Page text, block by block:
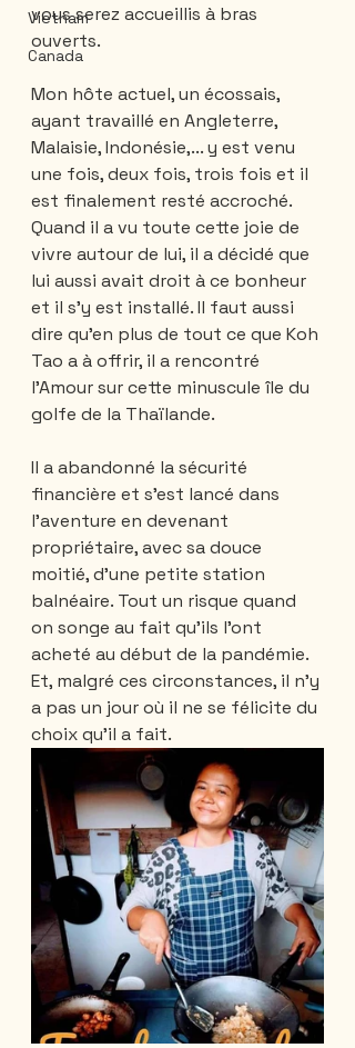
Vietnam
Canada
vous serez accueillis à bras
ouverts.
Mon hôte actuel, un écossais,
ayant travaillé en Angleterre,
Malaisie, Indonésie,... y est venu
une fois, deux fois, trois fois et il
est finalement resté accroché.
Quand il a vu toute cette joie de
vivre autour de lui, il a décidé que
lui aussi avait droit à ce bonheur
et il s'y est installé. Il faut aussi
dire qu'en plus de tout ce que Koh
Tao a à offrir, il a rencontré
l'Amour sur cette minuscule île du
golfe de la Thaïlande.
Il a abandonné la sécurité
financière et s'est lancé dans
l'aventure en devenant
propriétaire, avec sa douce
moitié, d'une petite station
balnéaire. Tout un risque quand
on songe au fait qu'ils l'ont
acheté au début de la pandémie.
Et, malgré ces circonstances, il n'y
a pas un jour où il ne se félicite du
choix qu'il a fait.